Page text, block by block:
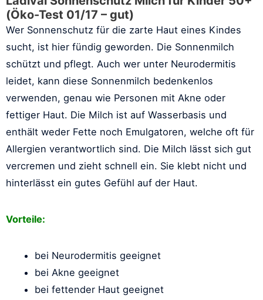
(Öko-Test 01/17 – gut)
Wer Sonnenschutz für die zarte Haut eines Kindes
sucht, ist hier fündig geworden. Die Sonnenmilch
schützt und pflegt. Auch wer unter Neurodermitis
leidet, kann diese Sonnenmilch bedenkenlos
verwenden, genau wie Personen mit Akne oder
fettiger Haut. Die Milch ist auf Wasserbasis und
enthält weder Fette noch Emulgatoren, welche oft für
Allergien verantwortlich sind. Die Milch lässt sich gut
vercremen und zieht schnell ein. Sie klebt nicht und
hinterlässt ein gutes Gefühl auf der Haut.
Vorteile:
bei Neurodermitis geeignet
bei Akne geeignet
bei fettender Haut geeignet